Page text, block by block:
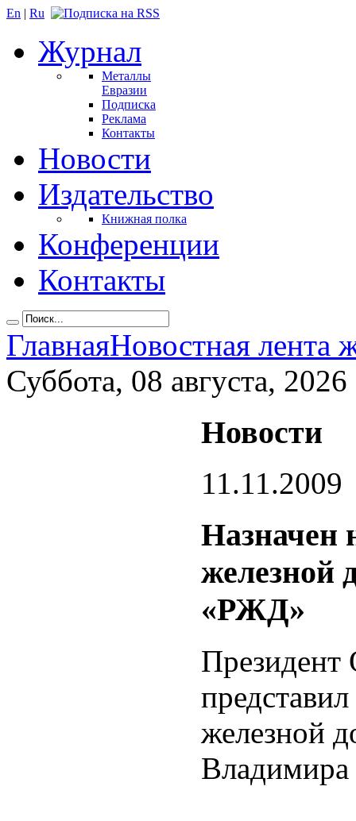
En | Ru
Журнал
Металлы
Евразии
Подписка
Реклама
Контакты
Новости
Издательство
Книжная полка
Конференции
Контакты
ГлавнаяНовостная лента
Суббота, 08 августа, 2026
Новости
11.11.2009
Назначен
железной
«РЖД»
железной